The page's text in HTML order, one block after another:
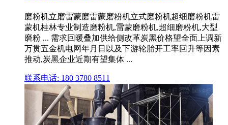
磨粉机立磨雷蒙磨雷蒙磨粉机立式磨粉机超细磨粉机雷
蒙机桂林专业制造磨粉机,雷蒙磨粉机,超细磨粉机,大型
磨粉 ... 需求回暖叠加供给侧改革炭黑价格望全面上调新
万贯五金机电网年月日以及下游轮胎开工率回升等因素
推动,炭黑企业近期有望集体 ...
联系电话: 180 3780 8511